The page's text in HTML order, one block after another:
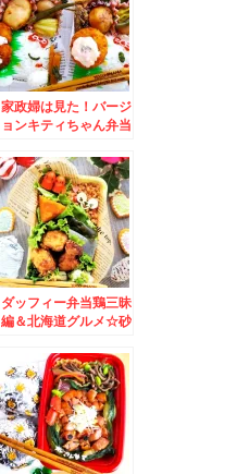
家政婦は見た！バージ
ョンキティちゃん弁当
といえば♪ベジップス
ダッフィー弁当鶏三昧
編＆北海道グルメ☆砂
プキンパイ☆